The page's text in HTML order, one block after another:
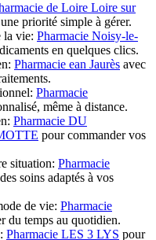
de Loire Loire sur
priorité simple à gérer.
la vie: Pharmacie Noisy-le-
en quelques clics.
Pharmacie ean Jaurès avec
Pharmacie
même à distance.
Pharmacie DU
pour commander vos
situation: Pharmacie
soins adaptés à vos
de vie: Pharmacie
du temps au quotidien.
Pharmacie LES 3 LYS pour